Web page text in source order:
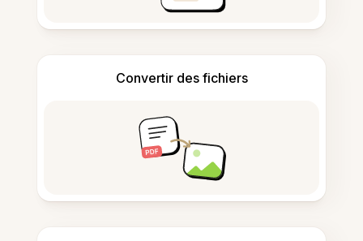
Convertir des fichiers